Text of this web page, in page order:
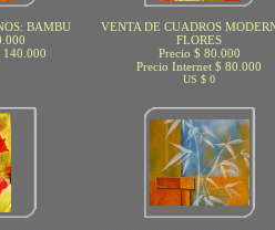
BAMBU
140.000
VENTA DE CUADROS
FLORES
Precio $ 80.000
Precio Internet $ 80.000
US $ 0